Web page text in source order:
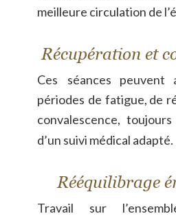
meilleure circulation de
Récupération et
Ces séances peuvent
périodes de fatigue, de
convalescence, toujours
d’un suivi médical adapté.
Rééquilibrage
Travail sur